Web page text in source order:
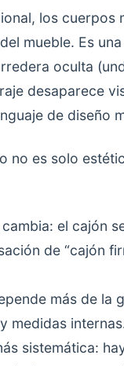
los cuerpos
mueble. Es
oculta
desaparece
de diseño
no es solo
el cajón
de “cajón
más de la
medidas
sistemática: